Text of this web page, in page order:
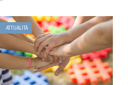
ATTUALITÀ